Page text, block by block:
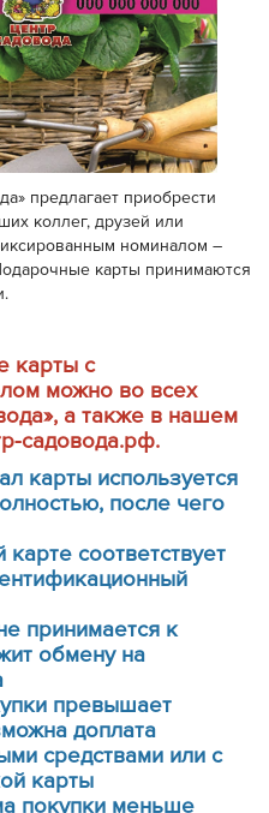
предлагает приобрести
коллег, друзей или
номиналом –
карты принимаются
карты с
можно во всех
а также в нашем
садовода.рф.
карты используется
после чего
соответствует
принимается к
обмену на
превышает
доплата
средствами или с
карты
покупки меньше